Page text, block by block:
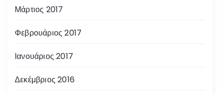
Μάρτιος 2017
Φεβρουάριος 2017
Ιανουάριος 2017
Δεκέμβριος 2016